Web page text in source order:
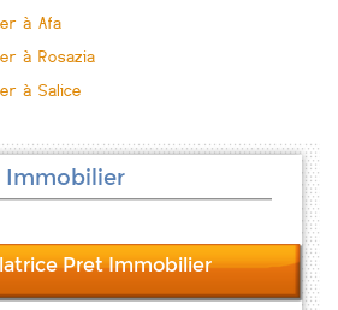
à Afa
à Rosazia
à Salice
Immobilier
Pret Immobilier